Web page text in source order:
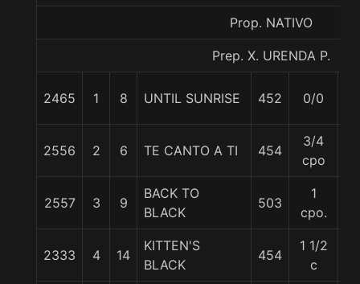
Prop. NATIVO
Prep. X. URENDA P.
2465 1 8 UNTIL SUNRISE 452 0/0
2556 2 6 TE CANTO A TI 454
3/4
cpo
2557 3 9
BACK TO
BLACK
503
1
cpo.
2333 4 14
KITTEN'S
BLACK
454
1 1/2
c